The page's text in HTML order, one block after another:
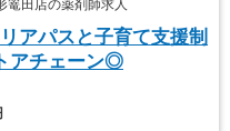
田店の薬剤師求人
アパスと子育て支援制
アチェーン◎